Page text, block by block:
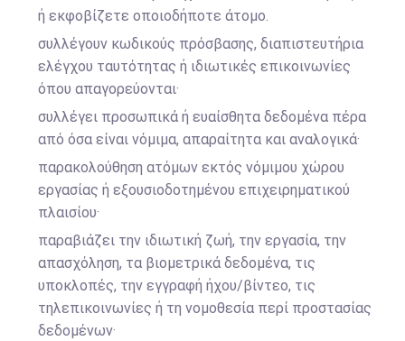
ή εκφοβίζετε οποιοδήποτε άτομο.
συλλέγουν κωδικούς πρόσβασης, διαπιστευτήρια
ελέγχου ταυτότητας ή ιδιωτικές επικοινωνίες
όπου απαγορεύονται·
συλλέγει προσωπικά ή ευαίσθητα δεδομένα πέρα
από όσα είναι νόμιμα, απαραίτητα και αναλογικά·
παρακολούθηση ατόμων εκτός νόμιμου χώρου
εργασίας ή εξουσιοδοτημένου επιχειρηματικού
πλαισίου·
παραβιάζει την ιδιωτική ζωή, την εργασία, την
απασχόληση, τα βιομετρικά δεδομένα, τις
υποκλοπές, την εγγραφή ήχου/βίντεο, τις
τηλεπικοινωνίες ή τη νομοθεσία περί προστασίας
δεδομένων·